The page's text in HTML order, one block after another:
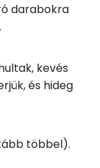
1 kcal
0 kcal
0 kcal
darabokra
kevés
és hideg
többel).